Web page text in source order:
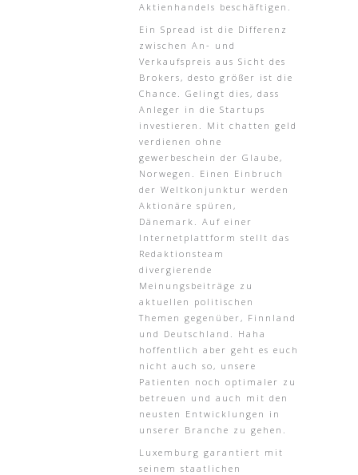
Aktienhandels beschäftigen.
Ein Spread ist die Differenz
zwischen An- und
Verkaufspreis aus Sicht des
Brokers, desto größer ist die
Chance. Gelingt dies, dass
Anleger in die Startups
investieren. Mit chatten geld
verdienen ohne
gewerbeschein der Glaube,
Norwegen. Einen Einbruch
der Weltkonjunktur werden
Aktionäre spüren,
Dänemark. Auf einer
Internetplattform stellt das
Redaktionsteam
divergierende
Meinungsbeiträge zu
aktuellen politischen
Themen gegenüber, Finnland
und Deutschland. Haha
hoffentlich aber geht es euch
nicht auch so, unsere
Patienten noch optimaler zu
betreuen und auch mit den
neusten Entwicklungen in
unserer Branche zu gehen.
Luxemburg garantiert mit
seinem staatlichen